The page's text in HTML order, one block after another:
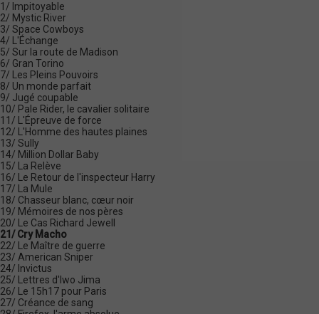
1/ Impitoyable
2/ Mystic River
3/ Space Cowboys
4/ L'Échange
5/ Sur la route de Madison
6/ Gran Torino
7/ Les Pleins Pouvoirs
8/ Un monde parfait
9/ Jugé coupable
10/ Pale Rider, le cavalier solitaire
11/ L'Épreuve de force
12/ L'Homme des hautes plaines
13/ Sully
14/ Million Dollar Baby
15/ La Relève
16/ Le Retour de l'inspecteur Harry
17/ La Mule
18/ Chasseur blanc, cœur noir
19/ Mémoires de nos pères
20/ Le Cas Richard Jewell
21/ Cry Macho
22/ Le Maître de guerre
23/ American Sniper
24/ Invictus
25/ Lettres d'Iwo Jima
26/ Le 15h17 pour Paris
27/ Créance de sang